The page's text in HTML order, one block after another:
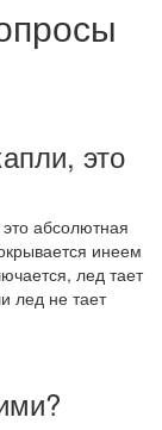
это
абсолютная
инеем
лед тает
лед не тает